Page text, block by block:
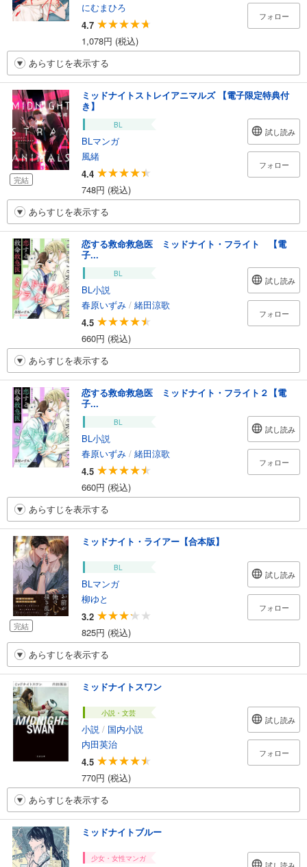
にむまひろ
4.7
1,078円 (税込)
フォロー
あらすじを表示する
完結
ミッドナイトストレイアニマルズ 【電子限定特典付
き】
BL
BLマンガ
風緒
4.4
748円 (税込)
試し読み
フォロー
あらすじを表示する
恋する救命救急医 ミッドナイト・フライト 【電
子...
BL
BL小説
春原いずみ / 緒田涼歌
4.5
660円 (税込)
試し読み
フォロー
あらすじを表示する
恋する救命救急医 ミッドナイト・フライト２【電
子...
BL
BL小説
春原いずみ / 緒田涼歌
4.5
660円 (税込)
試し読み
フォロー
あらすじを表示する
完結
ミッドナイト・ライアー【合本版】
BL
BLマンガ
柳ゆと
3.2
825円 (税込)
試し読み
フォロー
あらすじを表示する
ミッドナイトスワン
小説・文芸
小説 / 国内小説
内田英治
4.5
770円 (税込)
試し読み
フォロー
あらすじを表示する
ミッドナイトブルー
少女・女性マンガ